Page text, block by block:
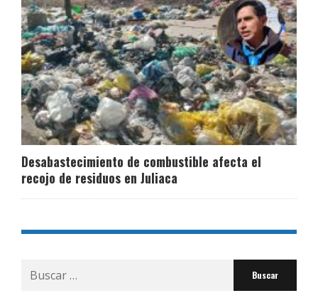
Desabastecimiento de combustible afecta el
recojo de residuos en Juliaca
Buscar
por: